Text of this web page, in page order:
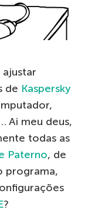
ajustar
de Kaspersky
Ai meu deus,
todas as
Paterno, de
programa,
?